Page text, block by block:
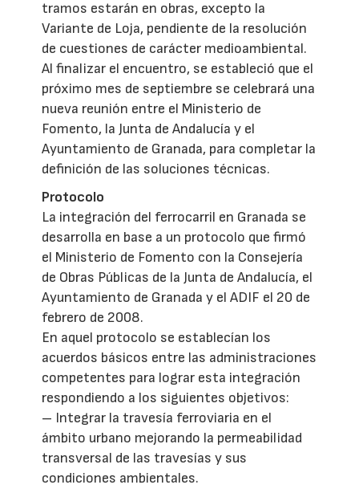
tramos estarán en obras, excepto la
Variante de Loja, pendiente de la resolución
de cuestiones de carácter medioambiental.
Al finalizar el encuentro, se estableció que el
próximo mes de septiembre se celebrará una
nueva reunión entre el Ministerio de
Fomento, la Junta de Andalucía y el
Ayuntamiento de Granada, para completar la
definición de las soluciones técnicas.
Protocolo
La integración del ferrocarril en Granada se
desarrolla en base a un protocolo que firmó
el Ministerio de Fomento con la Consejería
de Obras Públicas de la Junta de Andalucía, el
Ayuntamiento de Granada y el ADIF el 20 de
febrero de 2008.
En aquel protocolo se establecían los
acuerdos básicos entre las administraciones
competentes para lograr esta integración
respondiendo a los siguientes objetivos:
– Integrar la travesía ferroviaria en el
ámbito urbano mejorando la permeabilidad
transversal de las travesías y sus
condiciones ambientales.